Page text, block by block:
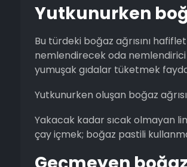
Yutkunurken
Bu türdeki boğaz ağrısını
nemlendirecek oda
yumuşak gıdalar tüketmek
Yutkunurken oluşan boğaz
Yakacak kadar sıcak olmayan
çay içmek; boğaz pastili